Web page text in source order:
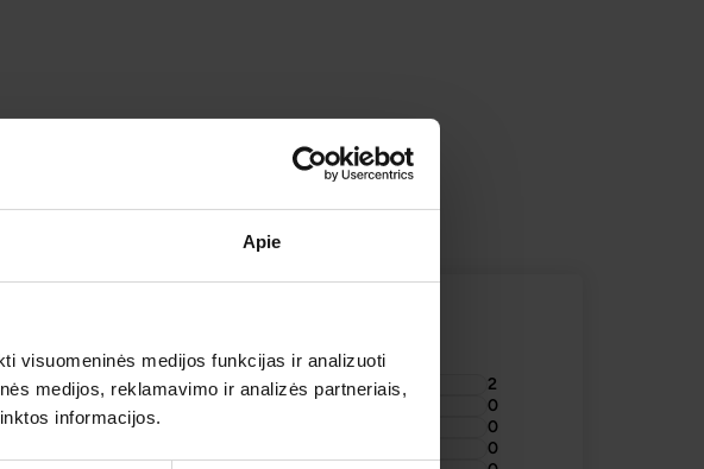
Apie
visuomeninės medijos funkcijas ir analizuoti
medijos, reklamavimo ir analizės partneriais,
informacijos.
VIENUOLYNAS KELIONIŲ APŽVALGOS
MŪSŲ KELIAUTOJAI
2
0
0
0